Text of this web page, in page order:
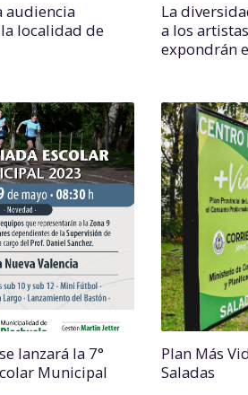
audiencia
localidad de
La
a los
expondrán
lanzará la 7°
Municipal
Plan Más
Saladas